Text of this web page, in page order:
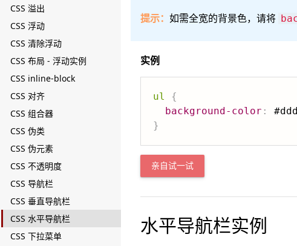
CSS 溢出
CSS 浮动
CSS 清除浮动
CSS 布局 - 浮动实例
CSS inline-block
CSS 对齐
CSS 组合器
CSS 伪类
CSS 伪元素
CSS 不透明度
CSS 导航栏
CSS 垂直导航栏
CSS 水平导航栏
CSS 下拉菜单
提示： 如需全宽的背景色，请将
实例
ul
{
background-color :
}
亲自试一试
水平导航栏实例